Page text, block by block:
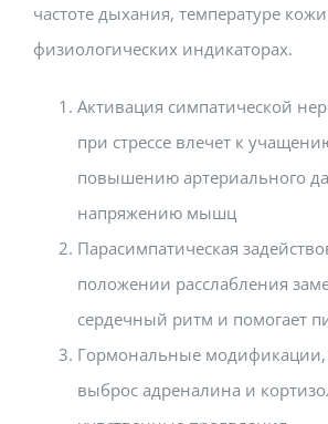
частоте дыхания, температуре
физиологических индикаторах.
Активация симпатической
при стрессе влечет к
повышению артериального
напряжению мышц
Парасимпатическая
положении расслабления
сердечный ритм и помогает
Гормональные модификации,
выброс адреналина и